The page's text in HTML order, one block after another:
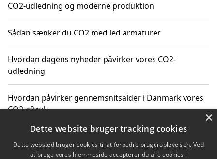
CO2-udledning og moderne produktion
Sådan sænker du CO2 med led armaturer
Hvordan dagens nyheder påvirker vores CO2-
udledning
Hvordan påvirker gennemsnitsalder i Danmark vores
CO2-aftryk
Hvordan nyheder om CO2-udledning påvirker vores
hverdag
×
Dette website bruger tracking cookies
Dette websted bruger cookies til at forbedre brugeroplevelsen. Ved
at bruge vores hjemmeside accepterer du alle cookies i